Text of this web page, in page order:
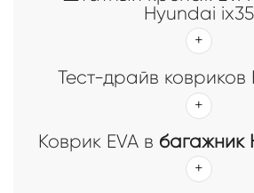
Hyundai ix35
Тест-драйв ковриков
Коврик EVA в багажник